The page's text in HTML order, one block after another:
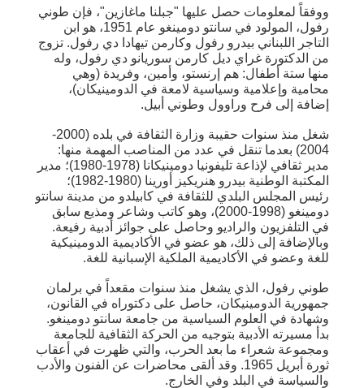
ووفقاً لمعلومات حصل عليها "جبلنا ماغازين"، فإن طوني
رفول، المولود في سانتو دومينغو عام 1951، هو ابن
التاجر اللبناني بيدرو رفول وكارمن تيهادا دي رفول. تزوج
من الدكتورة غراي ديل كارمن سوريانو دي رفول، وله
منها ستة أطفال: هم إرنستو، وأمين، وفريدة (وهي
محامية وإعلامية وسياسية لامعة في الدومينيكان)،
إضافة إلى فرح وراوول وطوني أبيل.
شغل منذ سنوات حقيبة وزارة الثقافة في بلده (2000-
2004) بعدما تنقل في عدد من المناصب المهمة منها:
مدير ثقافي لإذاعة تليفونيا دومينيكانا (1978-1980)؛ مدير
المكتبة الوطنية بيدرو هنريكيز أورينا (1980-1982)؛
رئيس المجلس البلدي للثقافة في كابيلدو من مدينة سانتو
دومينغو (1998-2000)، وهو كاتب وشاعر ومذيع سابق
في التلفزيون والراديو وحاصل على جوائز أدبية رفيعة.
وبالإضافة إلى ذلك، هو عضو في الأكاديمية الدومينيكية
للغة وعضو في الأكاديمية الملكية الإسبانية للغة.
طوني رفول، الذي يشغل منذ سنوات مقعداً في برلمان
جمهورية الدومينيكان، حاصل على دكتوراه في القانون،
وشهادة في العلوم السياسية من جامعة سانتو دومينغو.
بدأ مسيرته الأدبية بتوجيه من الحركة الثقافية للجامعة
ومجموعة شعراء ما بعد الحرب، والتي ظهرت في أعقاب
ثورة أبريل 1965. وقد ألقى محاضرات عن الفنون والأدب
والسياسة في البلد وفي الخارج.